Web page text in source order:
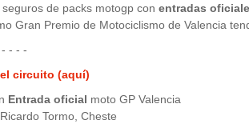
seguros de packs motogp con entradas
Gran Premio de Motociclismo de Valencia
- - -
circuito (aquí)
Entrada oficial moto GP Valencia
Tormo, Cheste